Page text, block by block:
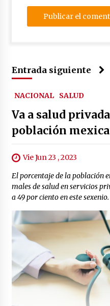
Entrada siguiente
NACIONAL SALUD
Va a salud
población
Vie Jun 23 , 2023
El porcentaje de la población
males de salud en servicios
a 49 por ciento en este